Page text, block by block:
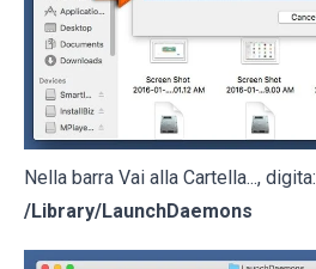
Nella barra Vai alla Cartella..., digita:
/Library/LaunchDaemons